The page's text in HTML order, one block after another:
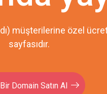
müşterilerine özel
sayfasıdır.
Domain Satın Al